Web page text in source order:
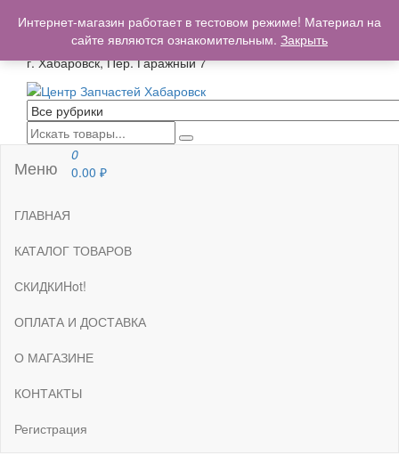
centrzapchastey.ru@mail.ru
г. Хабаровск, Пер. Гаражный 7
Центр Запчастей Хабаровск
Запчасти для авто,
мото,бензопил,велосипедов,снегоходов,бензопил и т.д.
Хабаровск
Меню
0
0.00 ₽
ГЛАВНАЯ
КАТАЛОГ ТОВАРОВ
СКИДКИHot!
ОПЛАТА И ДОСТАВКА
О МАГАЗИНЕ
КОНТАКТЫ
Регистрация
Интернет-магазин работает в тестовом режиме! Материал на
сайте являются ознакомительным. Закрыть